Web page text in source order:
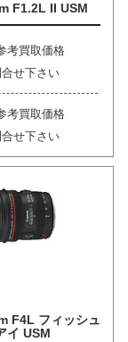
F1.2L II USM
考買取価格
合せ下さい
考買取価格
合せ下さい
F4L フィッシュ
イ USM